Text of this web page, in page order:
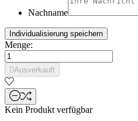
Nachname
Individualisierung speichern
Menge:
Ausverkauft
Kein Produkt verfügbar